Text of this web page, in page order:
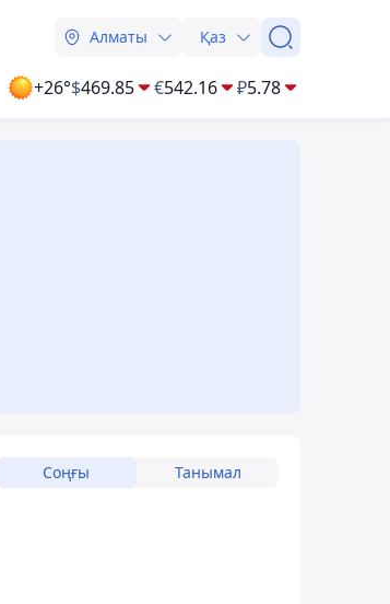
Алматы Қаз
+26°$469.85 €542.16 ₽5.78
Соңғы Танымал